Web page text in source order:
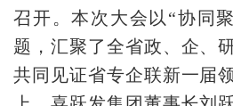
召开。本次大会以“协同
题，汇聚了全省政、企、
共同见证省专企联新一届